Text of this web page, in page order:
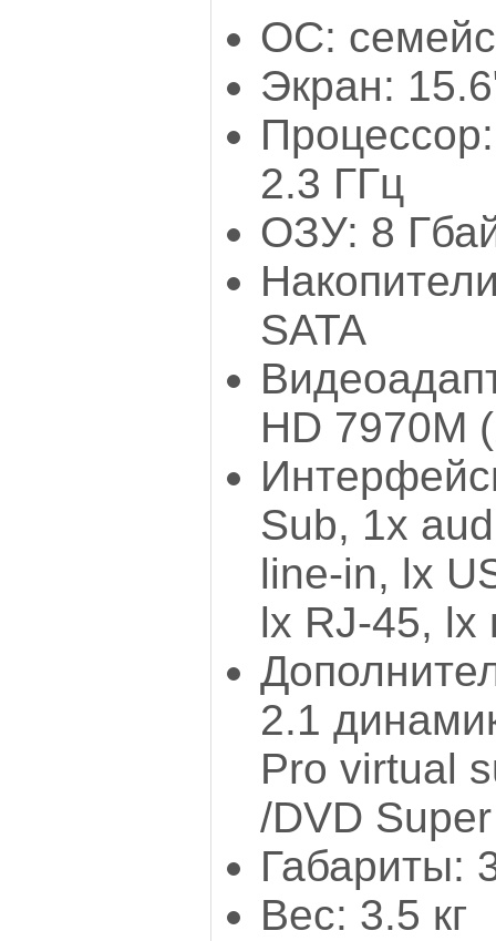
ОС:
Экран:
2.3 ГГц
ОЗУ: 8
SATA
HD 7970М
Sub, 1х
line-in, lx
lx RJ-45, lx
2.1
Pro virtual
/DVD
Габариты:
Вес: 3.5 кг